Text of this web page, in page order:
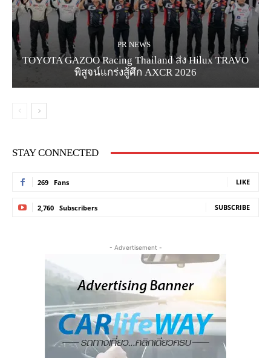
PR NEWS
TOYOTA GAZOO Racing Thailand ส่ง Hilux TRAVO
พิสูจน์แกร่งสู้ศึก AXCR 2026
STAY CONNECTED
269 Fans LIKE
2,760 Subscribers SUBSCRIBE
- Advertisement -